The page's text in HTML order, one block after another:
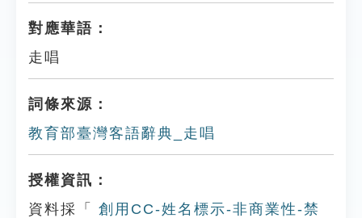
對應華語：
走唱
詞條來源：
教育部臺灣客語辭典_走唱
授權資訊：
資料採「
創用CC-姓名標示-非商業性-禁